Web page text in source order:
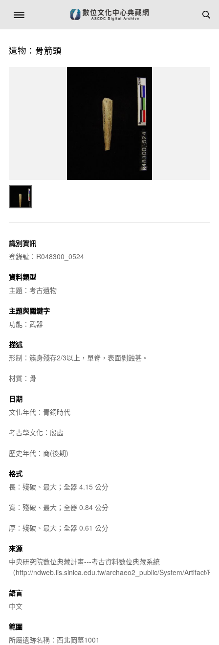
遺物：骨箭頭
識別資訊
登錄號：R048300_0524
資料類型
主題：考古遺物
主題與關鍵字
功能：武器
描述
形制：簇身殘存2/3以上，單脊，表面剝蝕甚。
材質：骨
日期
文化年代：青銅時代
考古學文化：殷虛
歷史年代：商(後期)
格式
長：殘破、最大；全器 4.15 公分
寬：殘破、最大；全器 0.84 公分
厚：殘破、最大；全器 0.61 公分
來源
中央研究院數位典藏計畫---考古資料數位典藏系統
（http://ndweb.iis.sinica.edu.tw/archaeo2_public/System/Artifact/
語言
中文
範圍
所屬遺跡名稱：西北岡墓1001